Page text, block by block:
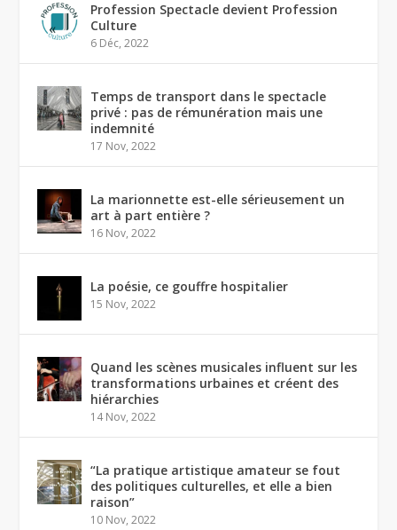
Profession Spectacle devient Profession
Culture
6 Déc, 2022
Temps de transport dans le spectacle
privé : pas de rémunération mais une
indemnité
17 Nov, 2022
La marionnette est-elle sérieusement un
art à part entière ?
16 Nov, 2022
La poésie, ce gouffre hospitalier
15 Nov, 2022
Quand les scènes musicales influent sur les
transformations urbaines et créent des
hiérarchies
14 Nov, 2022
“La pratique artistique amateur se fout
des politiques culturelles, et elle a bien
raison”
10 Nov, 2022